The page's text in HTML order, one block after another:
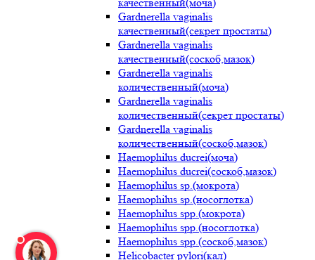
Gardnerella vaginalis
качественный(секрет простаты)
Gardnerella vaginalis
качественный(соскоб,мазок)
Gardnerella vaginalis
количественный(моча)
Gardnerella vaginalis
количественный(секрет простаты)
Gardnerella vaginalis
количественный(соскоб,мазок)
Haemophilus ducrei(моча)
Haemophilus ducrei(соскоб,мазок)
Haemophilus sp.(мокрота)
Haemophilus sp.(носоглотка)
Haemophilus spp.(мокрота)
Haemophilus spp.(носоглотка)
Haemophilus spp.(соскоб,мазок)
Helicobacter pylori(кал)